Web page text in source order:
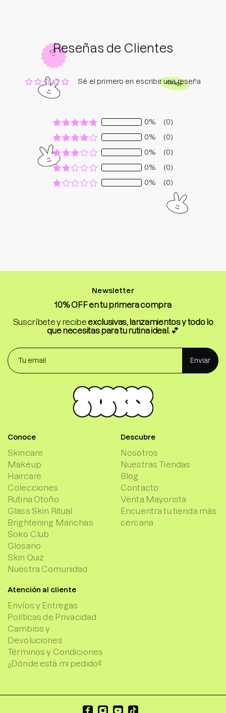
Reseñas de Clientes
Sé el primero en escribir una reseña
0%
(0)
0%
(0)
0%
(0)
0%
(0)
0%
(0)
Newsletter
10% OFF en tu primera compra
Suscríbete y recibeexclusivas, lanzamientos y todo lo
que necesitas para tu rutina ideal.💕
Enviar
Conoce
Skincare
Makeup
Haircare
Colecciones
Rutina Otoño
Glass Skin Ritual
Brightening Manchas
Soko Club
Glosario
Skin Quiz
Nuestra Comunidad
Descubre
Nosotros
Nuestras Tiendas
Blog
Contacto
Venta Mayorista
Encuentra tu tienda más
cercana
Atención al cliente
Envíos y Entregas
Políticas de Privacidad
Cambios y
Devoluciones
Términos y Condiciones
¿Dónde está mi pedido?